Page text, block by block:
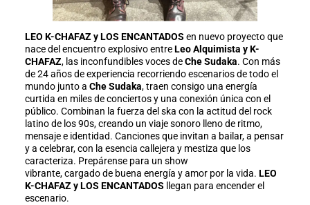
LEO K-CHAFAZ y LOS ENCANTADOS en nuevo proyecto que
nace del encuentro explosivo entreLeo Alquimista y K-
CHAFAZ, las inconfundibles voces deChe Sudaka. Con más
de 24 años de experiencia recorriendo escenarios de todo el
mundo junto a Che Sudaka, traen consigo una energía
curtida en miles de conciertos y una conexión única con el
público. Combinan la fuerza del ska con la actitud del rock
latino de los 90s, creando un viaje sonoro lleno de ritmo,
mensaje e identidad. Canciones que invitan a bailar, a pensar
y a celebrar, con la esencia callejera y mestiza que los
caracteriza. Prepárense para un show
vibrante, cargado de buena energía y amor por la vida. LEO
K-CHAFAZ y LOS ENCANTADOS llegan para encender el
escenario.